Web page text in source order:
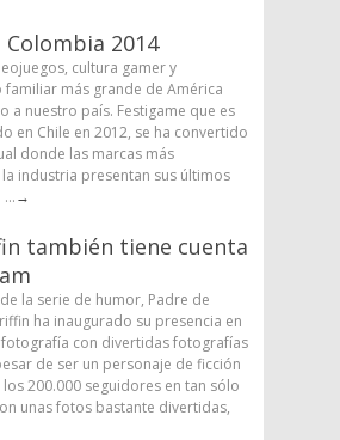
Colombia 2014
cultura gamer y
más grande de América
a nuestro país. Festigame que es
en Chile en 2012, se ha convertido
donde las marcas más
industria presentan sus últimos
→
también tiene cuenta
la serie de humor, Padre de
ha inaugurado su presencia en
con divertidas fotografías
de ser un personaje de ficción
200.000 seguidores en tan sólo
unas fotos bastante divertidas,